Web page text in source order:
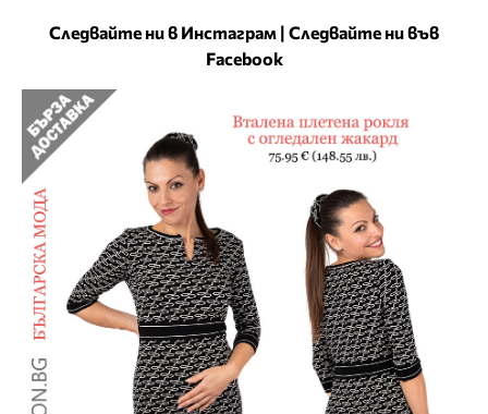
Следвайте ни в Инстаграм | Следвайте ни във
Facebook